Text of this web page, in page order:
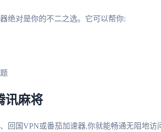
绝对是你的不二之选。它可以帮你:
讯麻将
回国VPN或番茄加速器,你就能畅通无阻地访